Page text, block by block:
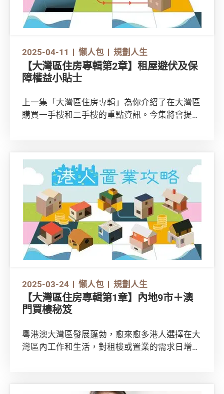
2025-04-11 懶人包 規劃人生
【大灣區住房專輯第2章】租屋避伏及保
障權益小貼士
上一集「大灣區住房專輯」為你介紹了在大灣區
購買一手樓和二手樓的重點資訊。今集將會提提
網絡上資訊繁複，租樓新手如何辨識資料真偽免
墮入各種租屋陷阱？又應如何保障自己的權益？
留意以下4大貼士添保障。
2025-03-24 懶人包 規劃人生
【大灣區住房專輯第1章】內地9市＋澳
門買樓秘笈
粵港澳大灣區發展蓬勃，愈來愈多港人選擇在大
灣區內工作和生活，對租樓或置業的需求日增。
還有甚麼須留神的事項？